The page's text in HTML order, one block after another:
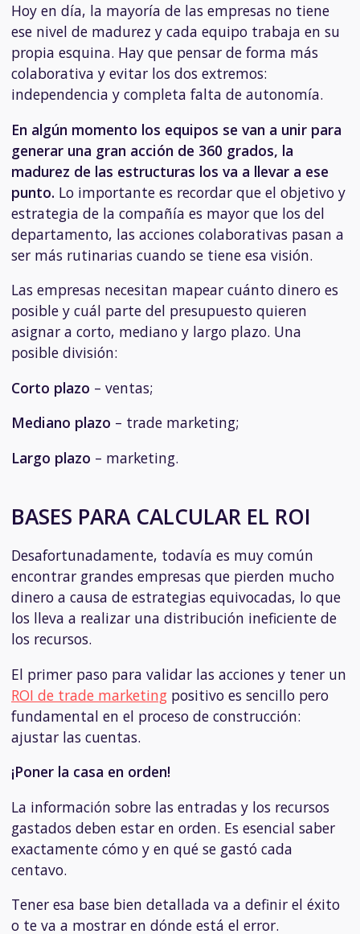
Hoy en día, la mayoría de las empresas no tiene
ese nivel de madurez y cada equipo trabaja en su
propia esquina. Hay que pensar de forma más
colaborativa y evitar los dos extremos:
independencia y completa falta de autonomía.
En algún momento los equipos se van a unir para
generar una gran acción de 360 grados, la
madurez de las estructuras los va a llevar a ese
punto. Lo importante es recordar que el objetivo y
estrategia de la compañía es mayor que los del
departamento, las acciones colaborativas pasan a
ser más rutinarias cuando se tiene esa visión.
Las empresas necesitan mapear cuánto dinero es
posible y cuál parte del presupuesto quieren
asignar a corto, mediano y largo plazo. Una
posible división:
Corto plazo – ventas;
Mediano plazo – trade marketing;
Largo plazo – marketing.
BASES PARA CALCULAR EL ROI
Desafortunadamente, todavía es muy común
encontrar grandes empresas que pierden mucho
dinero a causa de estrategias equivocadas, lo que
los lleva a realizar una distribución ineficiente de
los recursos.
El primer paso para validar las acciones y tener un
ROI de trade marketing positivo es sencillo pero
fundamental en el proceso de construcción:
ajustar las cuentas.
¡Poner la casa en orden!
La información sobre las entradas y los recursos
gastados deben estar en orden. Es esencial saber
exactamente cómo y en qué se gastó cada
centavo.
Tener esa base bien detallada va a definir el éxito
o te va a mostrar en dónde está el error.